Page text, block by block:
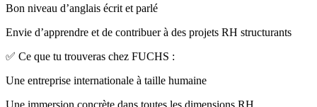
Bon niveau d’anglais écrit et parlé
Envie d’apprendre et de contribuer à des projets RH structurants
✅ Ce que tu trouveras chez FUCHS :
Une entreprise internationale à taille humaine